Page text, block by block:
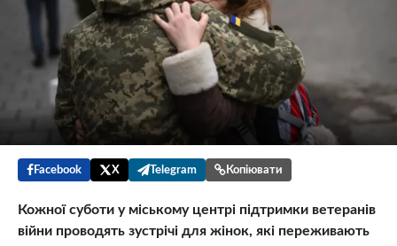
Facebook X Telegram Копіювати
Кожної суботи у міському центрі підтримки ветеранів
війни проводять зустрічі для жінок, які переживають